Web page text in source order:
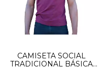
CAMISETA SOCIAL
TRADICIONAL BÁSICA